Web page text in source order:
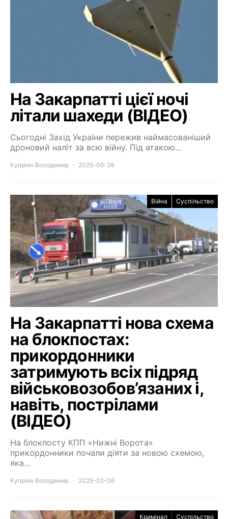
На Закарпатті цієї ночі
літали шахеди (ВІДЕО)
Сьогодні Захід України пережив наймасованіший
дроновий наліт за всю війну. Під атакою…
Купріян Володимир 2025-06-29
Війна Суспільство
На Закарпатті нова схема
на блокпостах:
прикордонники
затримують всіх підряд
військовозобов’язаних і,
навіть, пострілами
(ВІДЕО)
На блокпосту КПП «Нижні Ворота»
прикордонники почали діяти за новою схемою,
яка…
Купріян Володимир 2025-02-06
Кримінал Суспільство